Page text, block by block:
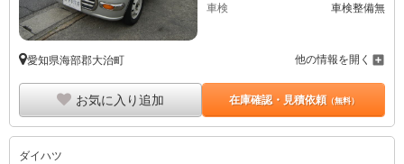
車検
車検整備無
愛知県海部郡大治町 他の情報を開く
お気に入り追加 在庫確認・見積依頼（無料）
ダイハツ